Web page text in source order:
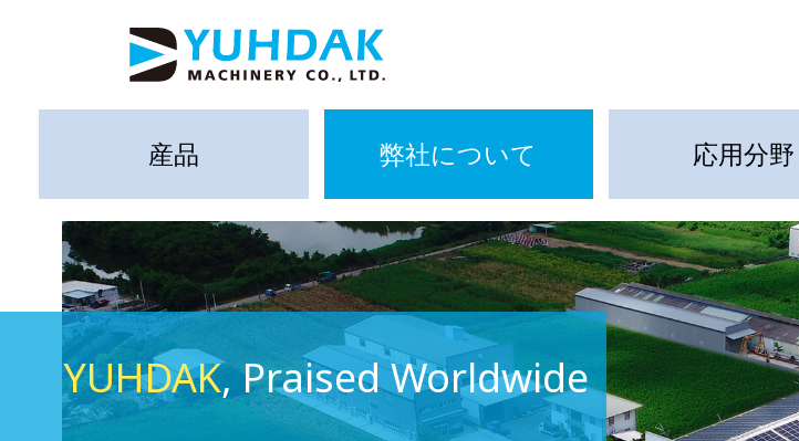
産品 弊社について 応用分野
YUHDAK, Praised Worldwide